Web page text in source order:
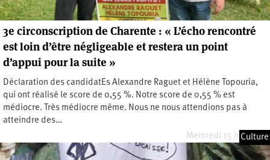
3e circonscription de Charente : « L’écho rencontré
est loin d’être négligeable et restera un point
d’appui pour la suite »
Déclaration des candidatEs Alexandre Raguet et Hélène Topouria,
qui ont réalisé le score de 0,55 %. Notre score de 0,55 % est
médiocre. Très médiocre même. Nous ne nous attendions pas à
atteindre des…
Mercredi 15 juin 2022
Culture